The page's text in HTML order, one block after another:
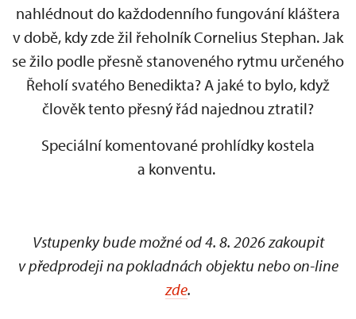
nahlédnout do každodenního fungování kláštera
v době, kdy zde žil řeholník Cornelius Stephan. Jak
se žilo podle přesně stanoveného rytmu určeného
Řeholí svatého Benedikta? A jaké to bylo, když
člověk tento přesný řád najednou ztratil?
Speciální komentované prohlídky kostela
a konventu.
Vstupenky bude možné od 4. 8. 2026 zakoupit
v předprodeji na pokladnách objektu nebo on-line
zde.